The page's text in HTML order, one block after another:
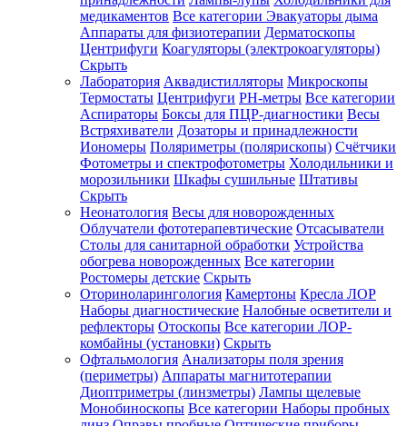
медикаментов Все категории Эвакуаторы дыма
Аппараты для физиотерапии Дерматоскопы
Центрифуги Коагуляторы (электрокоагуляторы)
Скрыть
Лаборатория Аквадистилляторы Микроскопы
Термостаты Центрифуги PH-метры Все категории
Аспираторы Боксы для ПЦР-диагностики Весы
Встряхиватели Дозаторы и принадлежности
Иономеры Поляриметры (полярископы) Счётчики
Фотометры и спектрофотометры Холодильники и
морозильники Шкафы сушильные Штативы
Скрыть
Неонатология Весы для новорожденных
Облучатели фототерапевтические Отсасыватели
Столы для санитарной обработки Устройства
обогрева новорожденных Все категории
Ростомеры детские Скрыть
Оториноларингология Камертоны Кресла ЛОР
Наборы диагностические Налобные осветители и
рефлекторы Отоскопы Все категории ЛОР-
комбайны (установки) Скрыть
Офтальмология Анализаторы поля зрения
(периметры) Аппараты магнитотерапии
Диоптриметры (линзметры) Лампы щелевые
Монобиноскопы Все категории Наборы пробных